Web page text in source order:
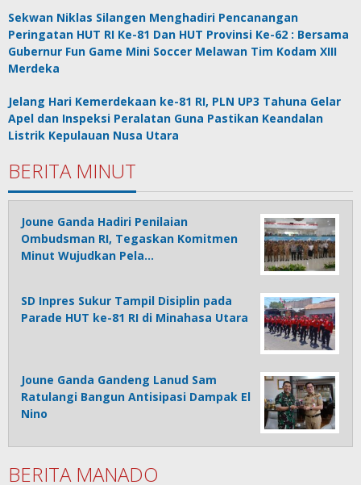
Sekwan Niklas Silangen Menghadiri Pencanangan
Peringatan HUT RI Ke-81 Dan HUT Provinsi Ke-62 : Bersama
Gubernur Fun Game Mini Soccer Melawan Tim Kodam XIII
Merdeka
Jelang Hari Kemerdekaan ke-81 RI, PLN UP3 Tahuna Gelar
Apel dan Inspeksi Peralatan Guna Pastikan Keandalan
Listrik Kepulauan Nusa Utara
BERITA MINUT
Joune Ganda Hadiri Penilaian
Ombudsman RI, Tegaskan Komitmen
Minut Wujudkan Pela…
SD Inpres Sukur Tampil Disiplin pada
Parade HUT ke-81 RI di Minahasa Utara
Joune Ganda Gandeng Lanud Sam
Ratulangi Bangun Antisipasi Dampak El
Nino
BERITA MANADO